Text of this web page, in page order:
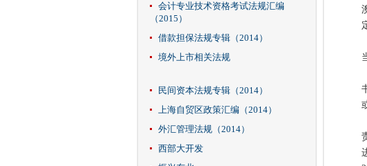
会计专业技术资格考试法规汇编
（2015）
借款担保法规专辑（2014）
境外上市相关法规
民间资本法规专辑（2014）
上海自贸区政策汇编（2014）
外汇管理法规（2014）
西部大开发